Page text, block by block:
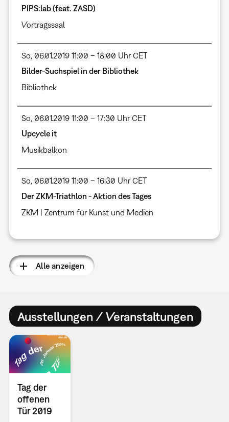
PIPS:lab (feat. ZASD)
Vortragssaal
So, 06.01.2019 11:00 – 18:00 Uhr CET
Bilder-Suchspiel in der Bibliothek
Bibliothek
So, 06.01.2019 11:00 – 17:30 Uhr CET
Upcycle it
Musikbalkon
So, 06.01.2019 11:00 – 16:30 Uhr CET
Der ZKM-Triathlon - Aktion des Tages
ZKM | Zentrum für Kunst und Medien
Alle anzeigen
Ausstellungen / Veranstaltungen
Tag der
offenen
Tür 2019